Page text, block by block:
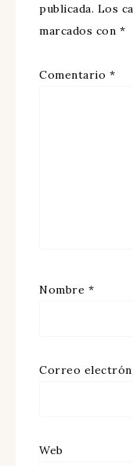
publicada. Los
marcados con *
Comentario *
Nombre *
Correo
Web